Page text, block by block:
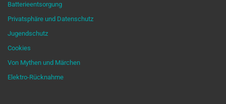
Batterieentsorgung
Privatsphäre und Datenschutz
Jugendschutz
Cookies
Von Mythen und Märchen
Elektro-Rücknahme